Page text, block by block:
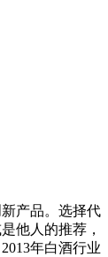
产品。选择代
他人的推荐，
年白酒行业